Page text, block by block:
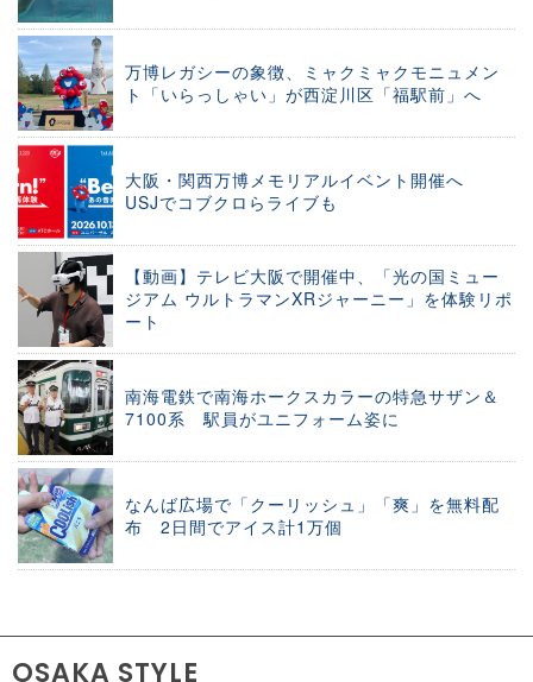
万博レガシーの象徴、ミャクミャクモニュメン
ト「いらっしゃい」が西淀川区「福駅前」へ
大阪・関西万博メモリアルイベント開催へ
USJでコブクロらライブも
【動画】テレビ大阪で開催中、「光の国ミュー
ジアム ウルトラマンXRジャーニー」を体験リポ
ート
南海電鉄で南海ホークスカラーの特急サザン＆
7100系 駅員がユニフォーム姿に
なんば広場で「クーリッシュ」「爽」を無料配
布 2日間でアイス計1万個
OSAKA STYLE